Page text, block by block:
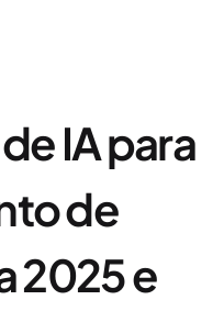
IA para
de
2025 e